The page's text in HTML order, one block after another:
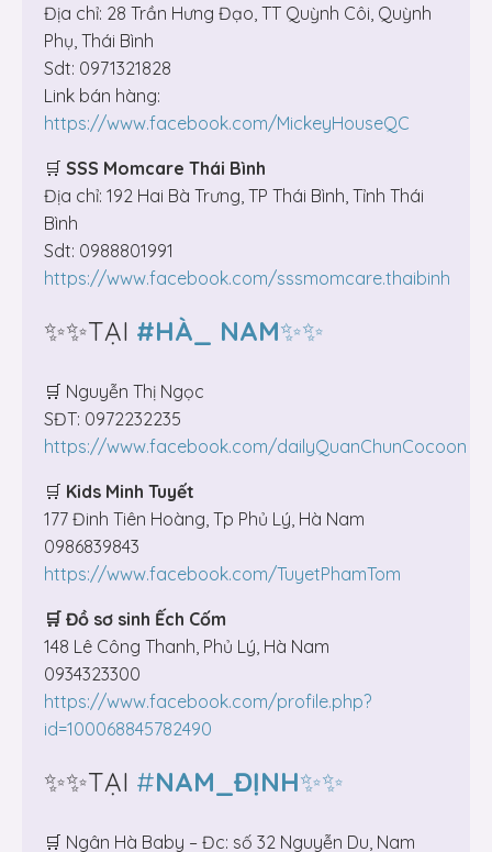
Địa chỉ: 28 Trần Hưng Đạo, TT Quỳnh Côi, Quỳnh
Phụ, Thái Bình
Sdt: 0971321828
Link bán hàng:
https://www.facebook.com/MickeyHouseQC
🛒 SSS Momcare Thái Bình
Địa chỉ: 192 Hai Bà Trưng, TP Thái Bình, Tỉnh Thái
Bình
Sdt: 0988801991
https://www.facebook.com/sssmomcare.thaibinh
✨✨TẠI #HÀ_ NAM✨✨
🛒 Nguyễn Thị Ngọc
SĐT: 0972232235
https://www.facebook.com/dailyQuanChunCocoon
🛒 Kids Minh Tuyết
177 Đinh Tiên Hoàng, Tp Phủ Lý, Hà Nam
0986839843
https://www.facebook.com/TuyetPhamTom
🛒 Đồ sơ sinh Ếch Cốm
148 Lê Công Thanh, Phủ Lý, Hà Nam
0934323300
https://www.facebook.com/profile.php?
id=100068845782490
✨✨TẠI #NAM_ĐỊNH✨✨
🛒 Ngân Hà Baby – Đc: số 32 Nguyễn Du, Nam